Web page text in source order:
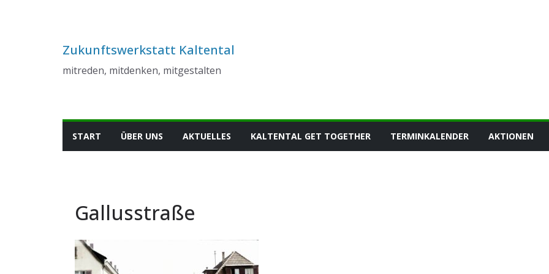
Zukunftswerkstatt Kaltental
mitreden, mitdenken, mitgestalten
START ÜBER UNS AKTUELLES KALTENTAL GET TOGETHER TERMINKALENDER AKTIONEN
Gallusstraße